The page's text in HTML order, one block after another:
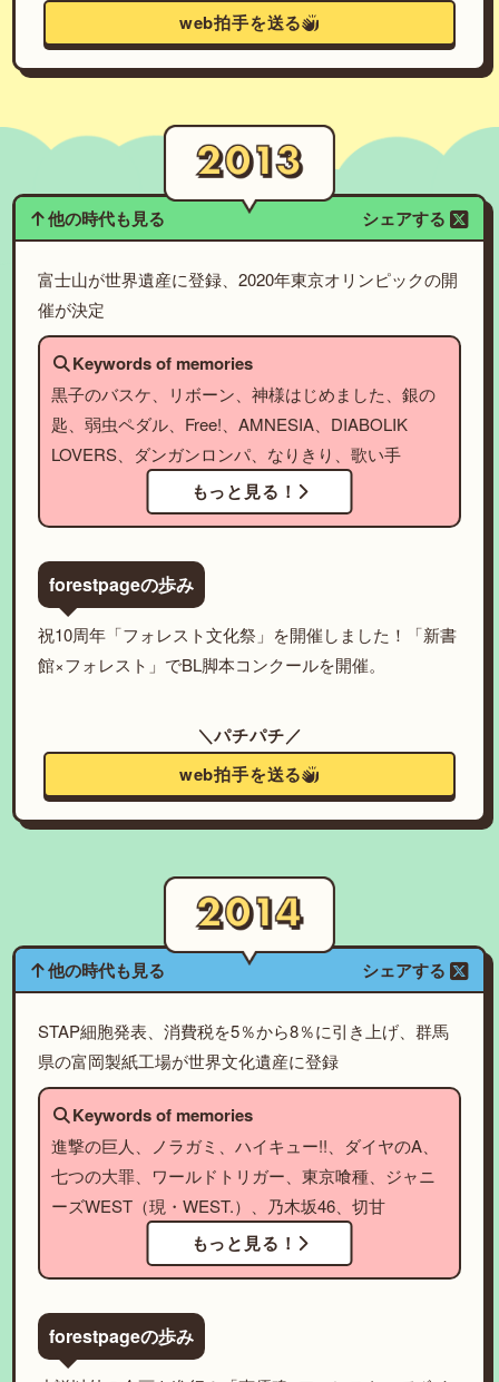
web拍手を送る
他の時代も見る シェアする
富士山が世界遺産に登録、2020年東京オリンピックの開
催が決定
Keywords of memories
黒子のバスケ、リボーン、神様はじめました、銀の
匙、弱虫ペダル、Free!、AMNESIA、DIABOLIK
LOVERS、ダンガンロンパ、なりきり、歌い手
もっと見る！
forestpageの歩み
祝10周年「フォレスト文化祭」を開催しました！「新書
館×フォレスト」でBL脚本コンクールを開催。
＼パチパチ／
web拍手を送る
他の時代も見る シェアする
STAP細胞発表、消費税を5％から8％に引き上げ、群馬
県の富岡製紙工場が世界文化遺産に登録
Keywords of memories
進撃の巨人、ノラガミ、ハイキュー!!、ダイヤのA、
七つの大罪、ワールドトリガー、東京喰種、ジャニ
ーズWEST（現・WEST.）、乃木坂46、切甘
もっと見る！
forestpageの歩み